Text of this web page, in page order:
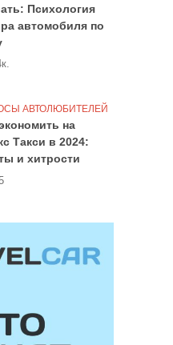
Психология
автомобиля по
АВТОЛЮБИТЕЛЕЙ
на
Такси в 2024:
и хитрости